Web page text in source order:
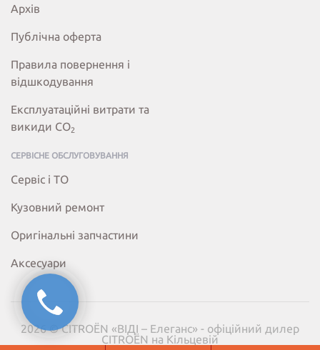
Архів
Публічна оферта
Правила повернення і
відшкодування
Експлуатаційні витрати та
викиди СО2
СЕРВІСНЕ ОБСЛУГОВУВАННЯ
Сервіс і ТО
Кузовний ремонт
Оригінальні запчастини
Аксесуари
2026 © CITROËN «ВІДІ – Елеганс» - офіційний дилер
CITROËN на Кільцевій